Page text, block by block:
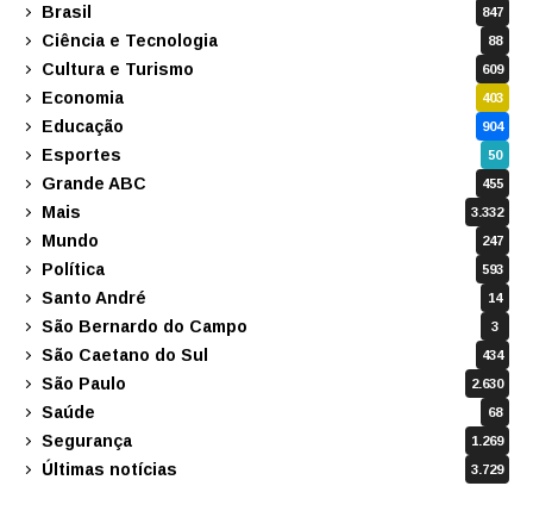
Brasil 847
Ciência e Tecnologia 88
Cultura e Turismo 609
Economia 403
Educação 904
Esportes 50
Grande ABC 455
Mais 3.332
Mundo 247
Política 593
Santo André 14
São Bernardo do Campo 3
São Caetano do Sul 434
São Paulo 2.630
Saúde 68
Segurança 1.269
Últimas notícias 3.729